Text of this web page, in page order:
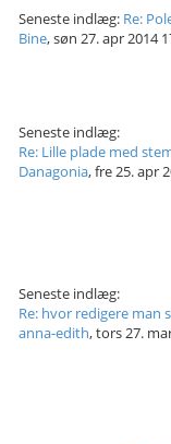
Seneste indlæg: Re:
Bine,søn 27. apr 2014
Seneste indlæg:
Re: Lille plade med
Danagonia,fre 25. apr
Seneste indlæg:
Re: hvor redigere man
anna-edith,tors 27.